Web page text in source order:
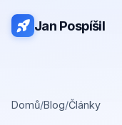
Jan Pospíšil
Domů/Blog/Články